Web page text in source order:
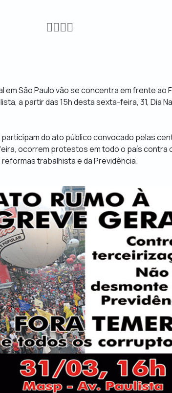
em São Paulo vão se concentra em frente ao
a partir das 15h desta sexta-feira, 31, Dia
do ato público convocado pelas
ocorrem protestos em todo o país contra
trabalhista e da Previdência.